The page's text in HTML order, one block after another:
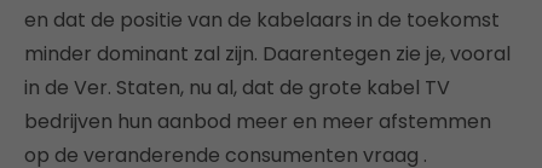
en dat de positie van de kabelaars in de toekomst
minder dominant zal zijn. Daarentegen zie je, vooral
in de Ver. Staten, nu al, dat de grote kabel TV
bedrijven hun aanbod meer en meer afstemmen
op de veranderende consumenten vraag .